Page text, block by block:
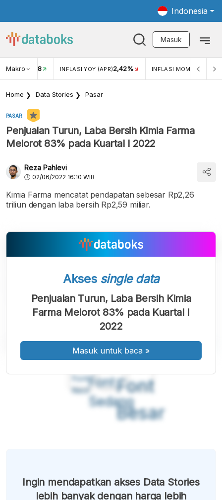
Indonesia
Masuk
Makro
USD/IDR 18 INFLASI YOY (APR)2,42% INFLASI MOM (APR)
Home Data Stories Pasar
PASAR
Penjualan Turun, Laba Bersih Kimia Farma
Melorot 83% pada Kuartal I 2022
Reza Pahlevi
02/06/2022 16:10 WIB
Kimia Farma mencatat pendapatan sebesar Rp2,26
triliun dengan laba bersih Rp2,59 miliar.
Font
Kecil
Font
Sedang
Font
Besar
Akses single data
Penjualan Turun, Laba Bersih Kimia
Farma Melorot 83% pada Kuartal I
2022
Masuk untuk baca »
Ingin mendapatkan akses Data Stories
lebih banyak dengan harga lebih